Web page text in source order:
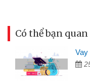
Có thể bạn quan
Vay